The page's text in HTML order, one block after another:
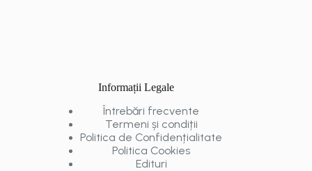
Informații Legale
Întrebări frecvente
Termeni și condiții
Politica de Confidențialitate
Politica Cookies
Edituri